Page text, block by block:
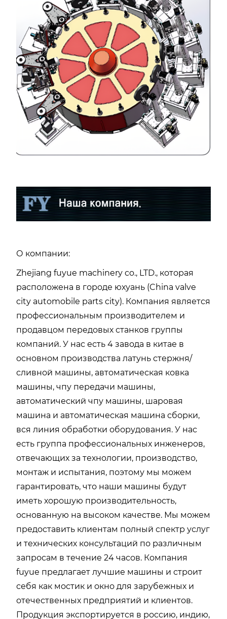
О компании:
Zhejiang fuyue machinery co., LTD., которая
расположена в городе юхуань (China valve
city automobile parts city). Компания является
профессиональным производителем и
продавцом передовых станков группы
компаний. У нас есть 4 завода в китае в
основном производства латунь стержня/
сливной машины, автоматическая ковка
машины, чпу передачи машины,
автоматический чпу машины, шаровая
машина и автоматическая машина сборки,
вся линия обработки оборудования. У нас
есть группа профессиональных инженеров,
отвечающих за технологии, производство,
монтаж и испытания, поэтому мы можем
гарантировать, что наши машины будут
иметь хорошую производительность,
основанную на высоком качестве. Мы можем
предоставить клиентам полный спектр услуг
и технических консультаций по различным
запросам в течение 24 часов. Компания
fuyue предлагает лучшие машины и строит
себя как мостик и окно для зарубежных и
отечественных предприятий и клиентов.
Продукция экспортируется в россию, индию,